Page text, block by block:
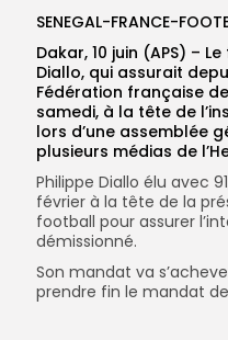
SENEGAL-FRANCE-
Dakar, 10 juin (APS) –
Diallo, qui assurait
Fédération française
samedi, à la tête de
lors d’une assemblée
plusieurs médias de
Philippe Diallo élu avec
février à la tête de la
football pour assurer
démissionné.
Son mandat va
prendre fin le mandat